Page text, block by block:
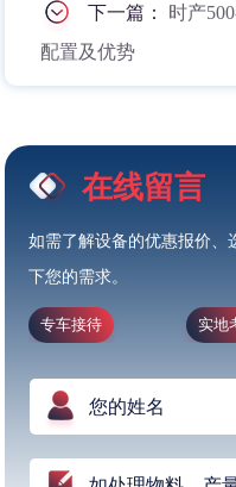
下一篇： 时产
配置及优势
在线留言
如需了解设备的优惠报价、
下您的需求。
专车接待 实地